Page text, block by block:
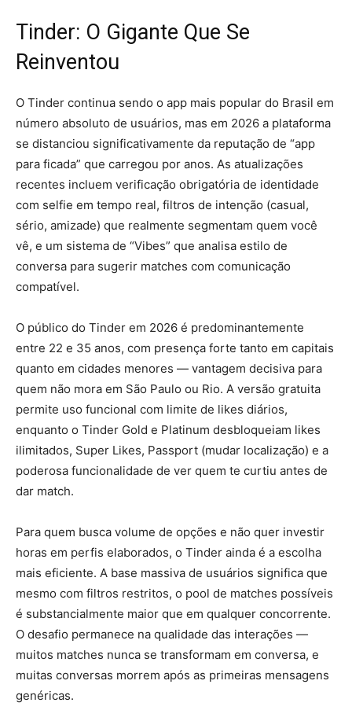
Tinder: O Gigante Que Se
Reinventou
O Tinder continua sendo o app mais popular do Brasil em
número absoluto de usuários, mas em 2026 a plataforma
se distanciou significativamente da reputação de “app
para ficada” que carregou por anos. As atualizações
recentes incluem verificação obrigatória de identidade
com selfie em tempo real, filtros de intenção (casual,
sério, amizade) que realmente segmentam quem você
vê, e um sistema de “Vibes” que analisa estilo de
conversa para sugerir matches com comunicação
compatível.
O público do Tinder em 2026 é predominantemente
entre 22 e 35 anos, com presença forte tanto em capitais
quanto em cidades menores — vantagem decisiva para
quem não mora em São Paulo ou Rio. A versão gratuita
permite uso funcional com limite de likes diários,
enquanto o Tinder Gold e Platinum desbloqueiam likes
ilimitados, Super Likes, Passport (mudar localização) e a
poderosa funcionalidade de ver quem te curtiu antes de
dar match.
Para quem busca volume de opções e não quer investir
horas em perfis elaborados, o Tinder ainda é a escolha
mais eficiente. A base massiva de usuários significa que
mesmo com filtros restritos, o pool de matches possíveis
é substancialmente maior que em qualquer concorrente.
O desafio permanece na qualidade das interações —
muitos matches nunca se transformam em conversa, e
muitas conversas morrem após as primeiras mensagens
genéricas.